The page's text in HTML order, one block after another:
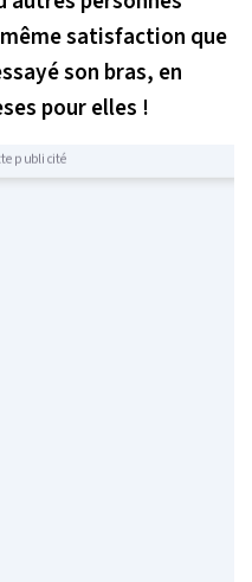
satisfaction que
son bras, en
pour elles !
publicité